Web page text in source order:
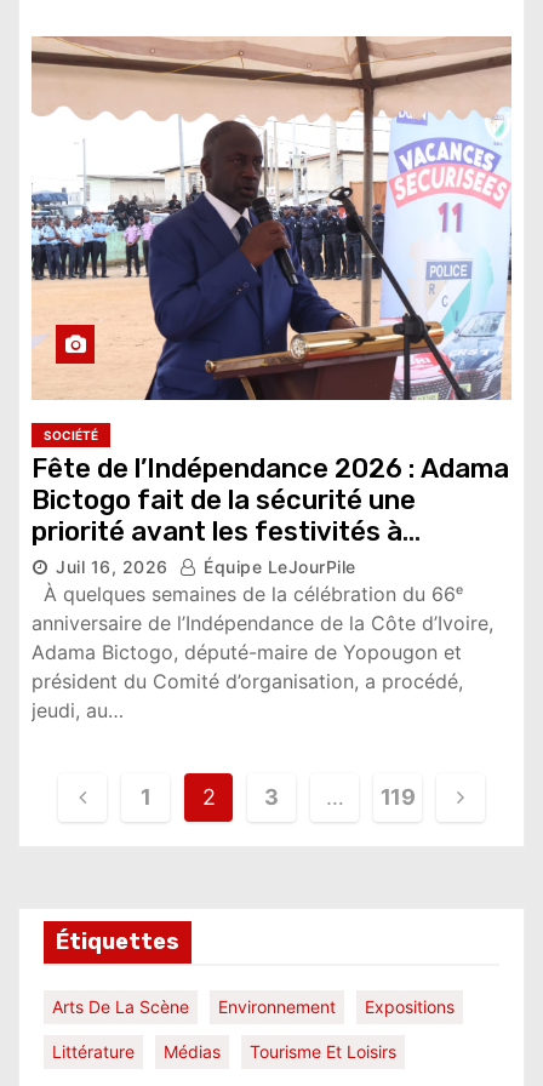
SOCIÉTÉ
Fête de l’Indépendance 2026 : Adama
Bictogo fait de la sécurité une
priorité avant les festivités à
Yopougon
5,916 vues
Juil 16, 2026 Équipe LeJourPile
À quelques semaines de la célébration du 66ᵉ
anniversaire de l’Indépendance de la Côte d’Ivoire,
Adama Bictogo, député-maire de Yopougon et
président du Comité d’organisation, a procédé,
jeudi, au…
i
g
a
t
1 2 3 … 119
Étiquettes
Arts De La Scène Environnement Expositions
Littérature Médias Tourisme Et Loisirs